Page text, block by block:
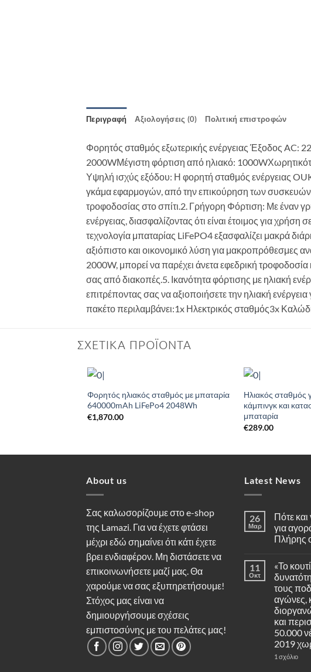
Περιγραφή Αξιολογήσεις (0) Πολιτική επιστροφών
Φορητός σταθμός εξωτερικής ενέργειας Έξοδος AC:
2000WΜέγιστη φόρτιση από ηλιακό:
Υψηλή ισχύς εξόδου: Η φορητή σταθμός ενέργειας
γκάμα εφαρμογών, από την επικούρηση των
τροφοδοσίας στο σπίτι.2. Γρήγορη Φόρτιση: Με έναν
ενέργειας, διασφαλίζοντας ότι είναι έτοιμος για
τεχνολογία μπαταρίας LiFePO4 εξασφαλίζει μακρά
αξιόπιστο και οικονομικό λύση για μακροπρόθεσμες
2000W, μπορεί να παρέχει άνετα εφεδρική
σας από διακοπές.5. Ικανότητα φόρτισης με ηλιακή
επιτρέποντας σας να αξιοποιήσετε την ηλιακή
πακέτο περιλαμβάνει:1x Ηλεκτρικός σταθμός3x
ΣΧΕΤΙΚΆ ΠΡΟΪΌΝΤΑ
Add to
Φορητός ηλιακός σταθμός με μπαταρία
640000mAh LiFePo4 2048Wh
€1,870.00
Ηλιακός σταθμός
κάμπινγκ και
μπαταρία
€289.00
About us
Σας καλωσορίζουμε στο e-shop
της Lamazi. Για να έχετε φτάσει
μέχρι εδώ σημαίνει ότι κάτι έχετε
βρει ενδιαφέρον. Μη διστάσετε να
επικοινωνήσετε μαζί μας. Θα
χαρούμε να σας εξυπηρετήσουμε!
Στόχος μας είναι να
δημιουργήσουμε σχέσεις
εμπιστοσύνης με του πελάτες μας!
Latest News
26
Μαρ
Πότε και
για
Πλήρης
σχόλια
στο
Πότε
και
γιατί
να
επιλέξω
για
αγορά
μία
κάμερες
4G
–
11
Οκτ
«Το
τους
αγώνες,
και
50.000
2019
1 σχόλιοστο